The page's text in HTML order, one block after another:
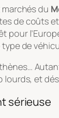
du
de coûts
pour
de
et
sérieuse